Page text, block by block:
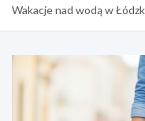
Wakacje nad wodą w